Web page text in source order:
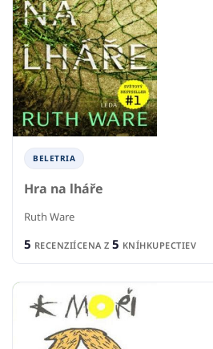
BELETRIA
Hra na lháře
Ruth Ware
5 RECENZIÍCENA Z 5 KNÍHKUPECTIEV